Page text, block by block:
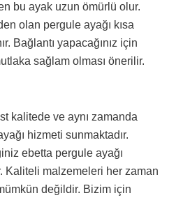
bu ayak uzun ömürlü olur.
olan pergule ayağı kısa
Bağlantı yapacağınız için
sağlam olması önerilir.
kalitede ve aynı zamanda
hizmeti sunmaktadır.
ebetta pergule ayağı
Kaliteli malzemeleri her zaman
değildir. Bizim için